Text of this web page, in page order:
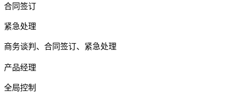
合同签订
紧急处理
商务谈判、合同签订、紧急处理
产品经理
全局控制